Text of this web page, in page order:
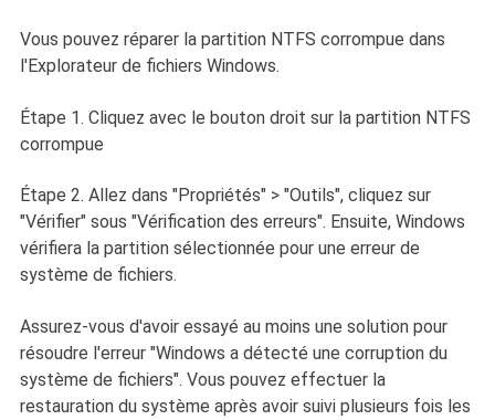
Vous pouvez réparer la partition NTFS corrompue dans
l'Explorateur de fichiers Windows.
Étape 1. Cliquez avec le bouton droit sur la partition NTFS
corrompue
Étape 2. Allez dans "Propriétés" > "Outils", cliquez sur
"Vérifier" sous "Vérification des erreurs". Ensuite, Windows
vérifiera la partition sélectionnée pour une erreur de
système de fichiers.
Assurez-vous d'avoir essayé au moins une solution pour
résoudre l'erreur "Windows a détecté une corruption du
système de fichiers". Vous pouvez effectuer la
restauration du système après avoir suivi plusieurs fois les